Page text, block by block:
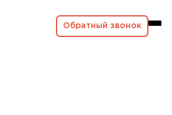
Обратный звонок